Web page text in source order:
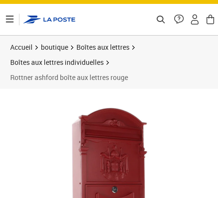
Accueil boutique
Boîtes aux lettres
Boîtes aux lettres individuelles
Rottner ashford boîte aux lettres rouge